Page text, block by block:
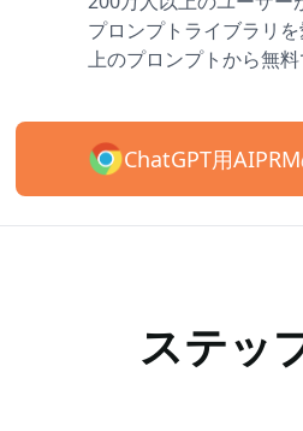
プロンプトライブラリ
上のプロンプトから無料
ChatGPT用
ステッ